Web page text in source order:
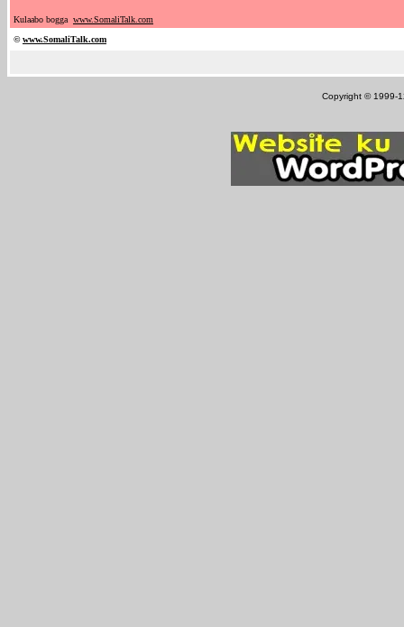
Kulaabo bogga www.SomaliTalk.com
©www.SomaliTalk.com
Copyright © 1999-